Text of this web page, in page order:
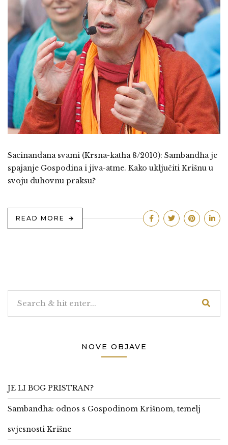
Sacinandana svami (Krsna-katha 8/2010): Sambandha je
spajanje Gospodina i jiva-atme. Kako uključiti Krišnu u
svoju duhovnu praksu?
READ MORE
NOVE OBJAVE
JE LI BOG PRISTRAN?
Sambandha: odnos s Gospodinom Krišnom, temelj
svjesnosti Krišne